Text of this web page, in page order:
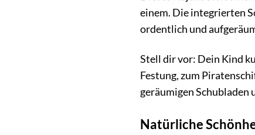
einem. Die integrierten
ordentlich und
Stell dir vor: Dein Kind
Festung, zum
geräumigen Schubladen
Natürliche